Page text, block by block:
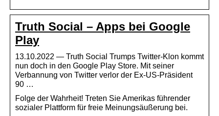
Truth Social – Apps bei Google
Play
13.10.2022 — Truth Social Trumps Twitter-Klon kommt
nun doch in den Google Play Store. Mit seiner
Verbannung von Twitter verlor der Ex-US-Präsident
90 …
Folge der Wahrheit! Treten Sie Amerikas führender
sozialer Plattform für freie Meinungsäußerung bei.